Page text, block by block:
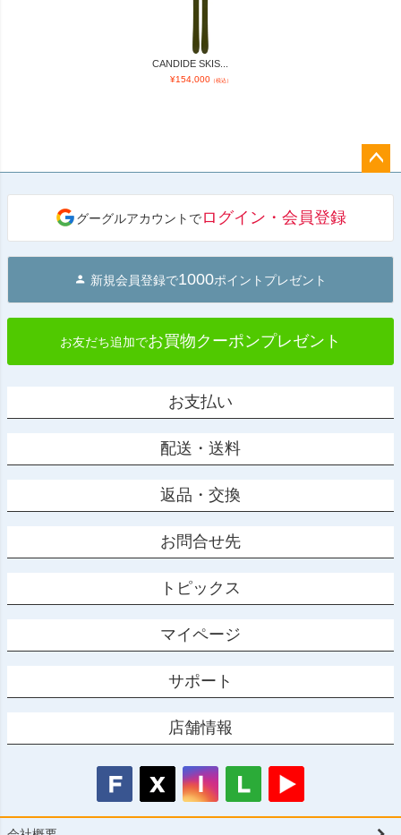
CANDIDE SKIS...
¥154,000（税込）
へ
グーグルアカウントでログイン・会員登録
新規会員登録で1000ポイントプレゼント
お友だち追加でお買物クーポンプレゼント
お支払い
配送・送料
返品・交換
お問合せ先
トピックス
マイページ
サポート
店舗情報